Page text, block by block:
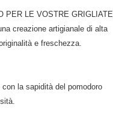
PER LE VOSTRE GRIGLIATE
creazione artigianale di alta
e freschezza.
la sapidità del pomodoro